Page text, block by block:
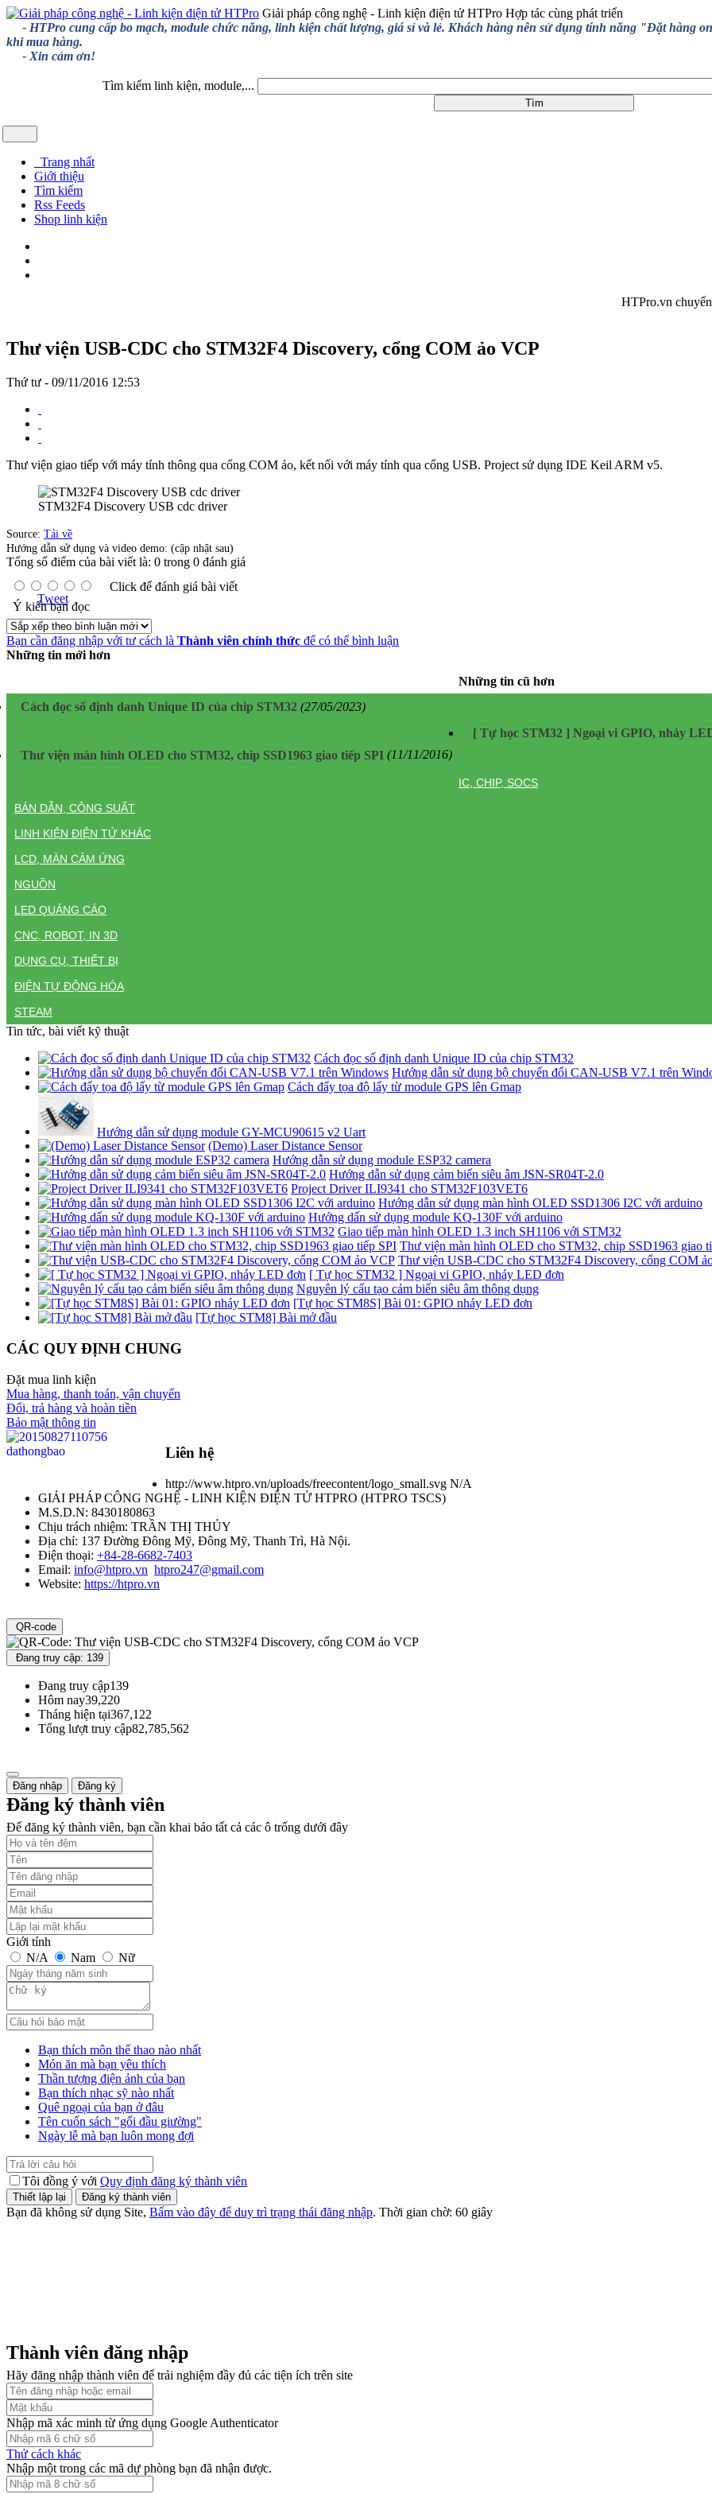
Giải pháp công nghệ - Linh kiện điện tử HTPro Hợp tác cùng phát triển
- HTPro cung cấp bo mạch, module chức năng, linh kiện chất lượng, giá sỉ và lẻ. Khách hàng nên sử dụng tính năng "Đặt hàng
khi mua hàng.
- Xin cảm ơn!
Tìm kiếm linh kiện, module,...
Trang nhất
Giới thiệu
Tìm kiếm
Rss Feeds
Shop linh kiện
HTPro.vn chuyển về
Thư viện USB-CDC cho STM32F4 Discovery, cổng COM ảo VCP
Thứ tư - 09/11/2016 12:53
Thư viện giao tiếp với máy tính thông qua cổng COM ảo, kết nối với máy tính qua cổng USB. Project sử dụng IDE Keil ARM v5.
STM32F4 Discovery USB cdc driver
Source: Tải về
Hướng dẫn sử dụng và video demo: (cập nhật sau)
Tổng số điểm của bài viết là: 0 trong 0 đánh giá
Click để đánh giá bài viết
Tweet
Ý kiến bạn đọc
Bạn cần đăng nhập với tư cách là Thành viên chính thức để có thể bình luận
Những tin mới hơn
Cách đọc số định danh Unique ID của chip STM32 (27/05/2023)
Thư viện màn hình OLED cho STM32, chip SSD1963 giao tiếp SPI (11/11/2016)
Những tin cũ hơn
[ Tự học STM32 ] Ngoại vi GPIO, nháy
IC, CHIP, SOCS
BÁN DẪN, CÔNG SUẤT
LINH KIỆN ĐIỆN TỬ KHÁC
LCD, MÀN CẢM ỨNG
NGUỒN
LED QUẢNG CÁO
CNC, ROBOT, IN 3D
DỤNG CỤ, THIẾT BỊ
ĐIỆN TỰ ĐỘNG HÓA
STEAM
Tin tức, bài viết kỹ thuật
Cách đọc số định danh Unique ID của chip STM32
Hướng dẫn sử dụng bộ chuyển đổi CAN-USB V7.1 trên
Cách đẩy tọa độ lấy từ module GPS lên Gmap
Hướng dẫn sử dụng module GY-MCU90615 v2 Uart
(Demo) Laser Distance Sensor
Hướng dẫn sử dụng module ESP32 camera
Hướng dẫn sử dụng cảm biến siêu âm JSN-SR04T-2.0
Project Driver ILI9341 cho STM32F103VET6
Hướng dẫn sử dụng màn hình OLED SSD1306 I2C với arduino
Hướng dấn sử dụng module KQ-130F với arduino
Giao tiếp màn hình OLED 1.3 inch SH1106 với STM32
Thư viện màn hình OLED cho STM32, chip SSD1963 giao
Thư viện USB-CDC cho STM32F4 Discovery, cổng COM
[ Tự học STM32 ] Ngoại vi GPIO, nháy LED đơn
Nguyên lý cấu tạo cảm biến siêu âm thông dụng
[Tự học STM8S] Bài 01: GPIO nháy LED đơn
[Tự học STM8] Bài mở đầu
CÁC QUY ĐỊNH CHUNG
Đặt mua linh kiện
Mua hàng, thanh toán, vận chuyển
Đổi, trả hàng và hoàn tiền
Bảo mật thông tin
Liên hệ
http://www.htpro.vn/uploads/freecontent/logo_small.svg N/A
GIẢI PHÁP CÔNG NGHỆ - LINH KIỆN ĐIỆN TỬ HTPRO (HTPRO TSCS)
M.S.D.N: 8430180863
Chịu trách nhiệm: TRẦN THỊ THỦY
Địa chỉ: 137 Đường Đông Mỹ, Đông Mỹ, Thanh Trì, Hà Nội.
Điện thoại: +84-28-6682-7403
Email: info@htpro.vn htpro247@gmail.com
Website: https://htpro.vn
QR-code
Đang truy cập: 139
Đang truy cập139
Hôm nay39,220
Tháng hiện tại367,122
Tổng lượt truy cập82,785,562
Đăng nhập Đăng ký
Đăng ký thành viên
Để đăng ký thành viên, bạn cần khai báo tất cả các ô trống dưới đây
Giới tính
N/A
Nam Nữ
Bạn thích môn thể thao nào nhất
Món ăn mà bạn yêu thích
Thần tượng điện ảnh của bạn
Bạn thích nhạc sỹ nào nhất
Quê ngoại của bạn ở đâu
Tên cuốn sách "gối đầu giường"
Ngày lễ mà bạn luôn mong đợi
Tôi đồng ý với Quy định đăng ký thành viên
Bạn đã không sử dụng Site, Bấm vào đây để duy trì trạng thái đăng nhập. Thời gian chờ: 60 giây
Thành viên đăng nhập
Hãy đăng nhập thành viên để trải nghiệm đầy đủ các tiện ích trên site
Nhập mã xác minh từ ứng dụng Google Authenticator
Thử cách khác
Nhập một trong các mã dự phòng bạn đã nhận được.